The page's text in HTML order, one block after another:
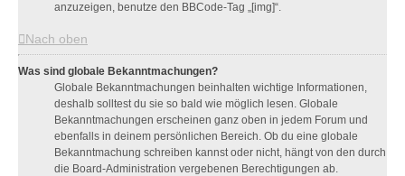
anzuzeigen, benutze den BBCode-Tag „[img]“.
Nach oben
Was sind globale Bekanntmachungen?
Globale Bekanntmachungen beinhalten wichtige Informationen,
deshalb solltest du sie so bald wie möglich lesen. Globale
Bekanntmachungen erscheinen ganz oben in jedem Forum und
ebenfalls in deinem persönlichen Bereich. Ob du eine globale
Bekanntmachung schreiben kannst oder nicht, hängt von den durch
die Board-Administration vergebenen Berechtigungen ab.